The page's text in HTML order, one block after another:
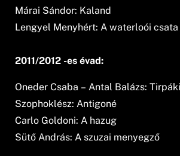
Márai Sándor: Kaland
Lengyel Menyhért: A waterloói csata
2011/2012 -es évad:
Oneder Csaba – Antal Balázs:
Szophoklész: Antigoné
Carlo Goldoni: A hazug
Sütő András: A szuzai menyegző